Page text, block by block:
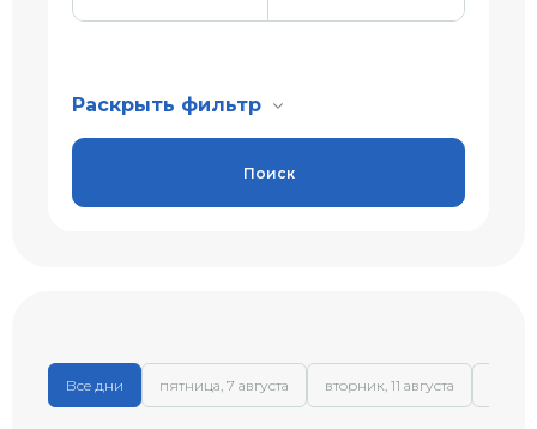
Раскрыть фильтр
Поиск
Все дни пятница, 7 августа вторник, 11 августа